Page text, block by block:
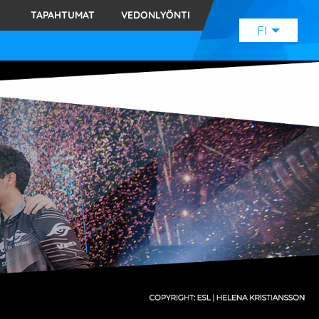
TAPAHTUMAT VEDONLYÖNTI
FI
ENGLISH
(EN)
SUOMI (FI)
JAPANESE (JP)